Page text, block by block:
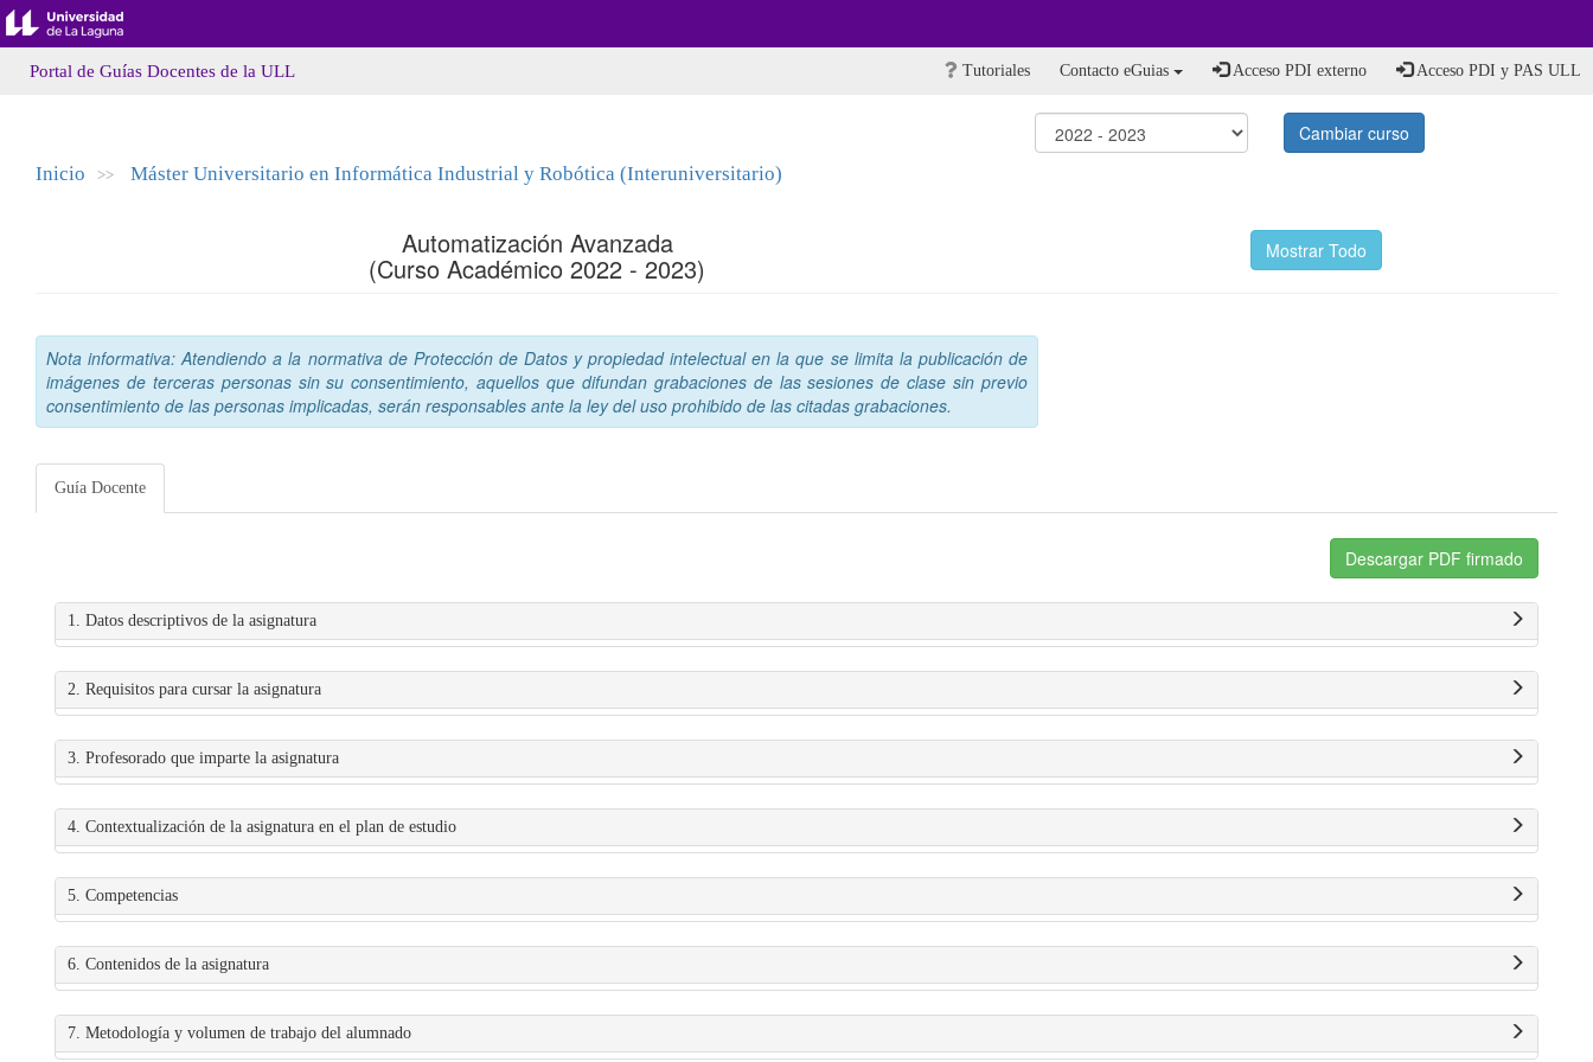
Portal de Guías Docentes de la ULL Tutoriales Contacto eGuias Acceso PDI externo Acceso PDI y PAS ULL
Cambiar curso
Inicio >> Máster Universitario en Informática Industrial y Robótica (Interuniversitario)
Automatización Avanzada
(Curso Académico 2022 - 2023)
Mostrar Todo
Nota informativa: Atendiendo a la normativa de Protección de Datos y propiedad intelectual en la que se limita la publicación de
imágenes de terceras personas sin su consentimiento, aquellos que difundan grabaciones de las sesiones de clase sin previo
consentimiento de las personas implicadas, serán responsables ante la ley del uso prohibido de las citadas grabaciones.
Guía Docente
Descargar PDF firmado
1. Datos descriptivos de la asignatura
2. Requisitos para cursar la asignatura
3. Profesorado que imparte la asignatura
4. Contextualización de la asignatura en el plan de estudio
5. Competencias
6. Contenidos de la asignatura
7. Metodología y volumen de trabajo del alumnado